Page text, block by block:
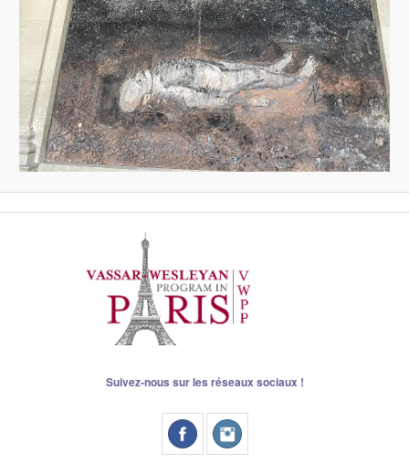
Suivez-nous sur les réseaux sociaux !